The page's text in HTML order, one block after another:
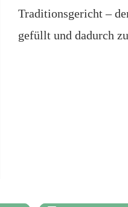
Traditionsgericht –
gefüllt und dadurch